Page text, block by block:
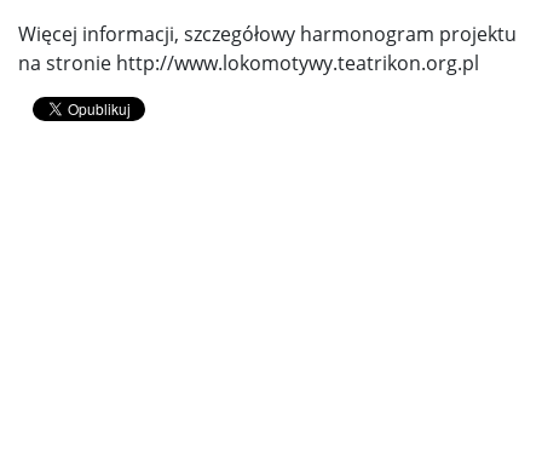
Więcej informacji, szczegółowy harmonogram projektu
na stronie http://www.lokomotywy.teatrikon.org.pl